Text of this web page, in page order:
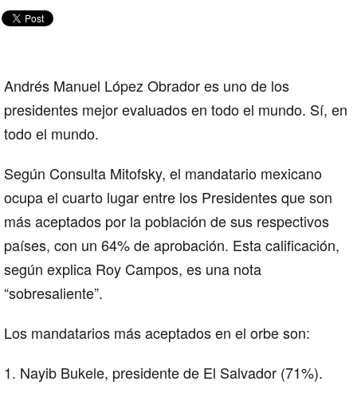
Andrés Manuel López Obrador es uno de los
presidentes mejor evaluados en todo el mundo. Sí, en
todo el mundo.
Según Consulta Mitofsky, el mandatario mexicano
ocupa el cuarto lugar entre los Presidentes que son
más aceptados por la población de sus respectivos
países, con un 64% de aprobación. Esta calificación,
según explica Roy Campos, es una nota
“sobresaliente”.
Los mandatarios más aceptados en el orbe son:
1. Nayib Bukele, presidente de El Salvador (71%).